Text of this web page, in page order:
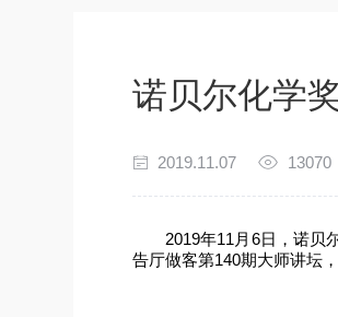
诺贝尔化学
2019.11.07 13070
2019年11 月 6日，诺贝
告厅做客第140期大师讲坛